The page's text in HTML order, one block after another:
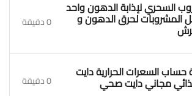
السحري لإذابة الدهون واحد
المشروبات لحرق الدهون و 0 دقيقة
حساب السعرات الحرارية دايت
مجاني دايت صحي 0 دقيقة